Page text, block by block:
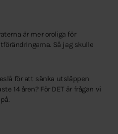
är mer oroliga för
Så jag skulle
för att sänka utsläppen
14 åren? För DET är frågan vi